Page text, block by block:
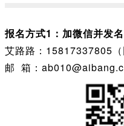
报名方式1：加微信并发
艾路路：15817337805（
邮 箱：